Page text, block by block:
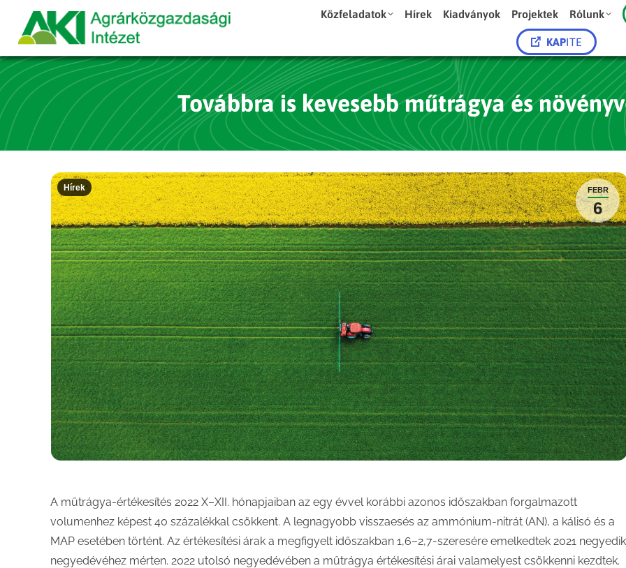
Közfeladatok Hírek Kiadványok Projektek Rólunk
KAPITE
Továbbra is kevesebb műtrágya és
FEBR
6
Hírek
A műtrágya-értékesítés 2022 X–XII. hónapjaiban az egy évvel korábbi azonos időszakban forgalmazott
volumenhez képest 40 százalékkal csökkent. A legnagyobb visszaesés az ammónium-nitrát (AN), a kálisó és a
MAP esetében történt. Az értékesítési árak a megfigyelt időszakban 1,6–2,7-szeresére emelkedtek 2021 negyedik
negyedévéhez mérten. 2022 utolsó negyedévében a műtrágya értékesítési árai valamelyest csökkenni kezdtek.